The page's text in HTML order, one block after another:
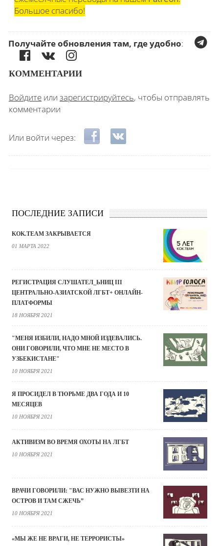
Большое спасибо!
Получайте обновления там, где удобно:
КОММЕНТАРИИ
Войдите или зарегистрируйтесь, чтобы отправлять
комментарии
Или войти через: Login with Facebook
Login with ВКонтакте
ПОСЛЕДНИЕ ЗАПИСИ
KOK.TEAM ЗАКРЫВАЕТСЯ
01 МАРТА 2022
РЕГИСТРАЦИЯ СЛУШАТЕЛ_ЬНИЦ III
ЦЕНТРАЛЬНО-АЗИАТСКОЙ ЛГБТ+ ОНЛАЙН-
ПЛАТФОРМЫ
18 НОЯБРЯ 2021
"МЕНЯ ИЗБИЛИ, НАДО МНОЙ ИЗДЕВАЛИСЬ.
ОНИ ГОВОРИЛИ, ЧТО МНЕ НЕ МЕСТО В
УЗБЕКИСТАНЕ"
10 НОЯБРЯ 2021
Я ПРОСИДЕЛ В ТЮРЬМЕ ДВА ГОДА И 10
МЕСЯЦЕВ
10 НОЯБРЯ 2021
АКТИВИЗМ ВО ВРЕМЯ ОХОТЫ НА ЛГБТ
10 НОЯБРЯ 2021
ВРАЧИ ГОВОРИЛИ: "ВАС НУЖНО ВЫВЕЗТИ НА
ОСТРОВ И ТАМ СЖЕЧЬ”
10 НОЯБРЯ 2021
«МЫ ЖЕ НЕ ВРАГИ, НЕ ТЕРРОРИСТЫ»